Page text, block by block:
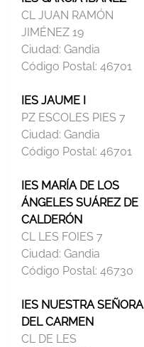
CL JUAN RAMÓN
JIMÉNEZ 19
Ciudad: Gandia
Código Postal: 46701
IES JAUME I
PZ ESCOLES PIES 7
Ciudad: Gandia
Código Postal: 46701
IES MARÍA DE LOS
ÁNGELES SUÁREZ DE
CALDERÓN
CL LES FOIES 7
Ciudad: Gandia
Código Postal: 46730
IES NUESTRA SEÑORA
DEL CARMEN
CL DE LES